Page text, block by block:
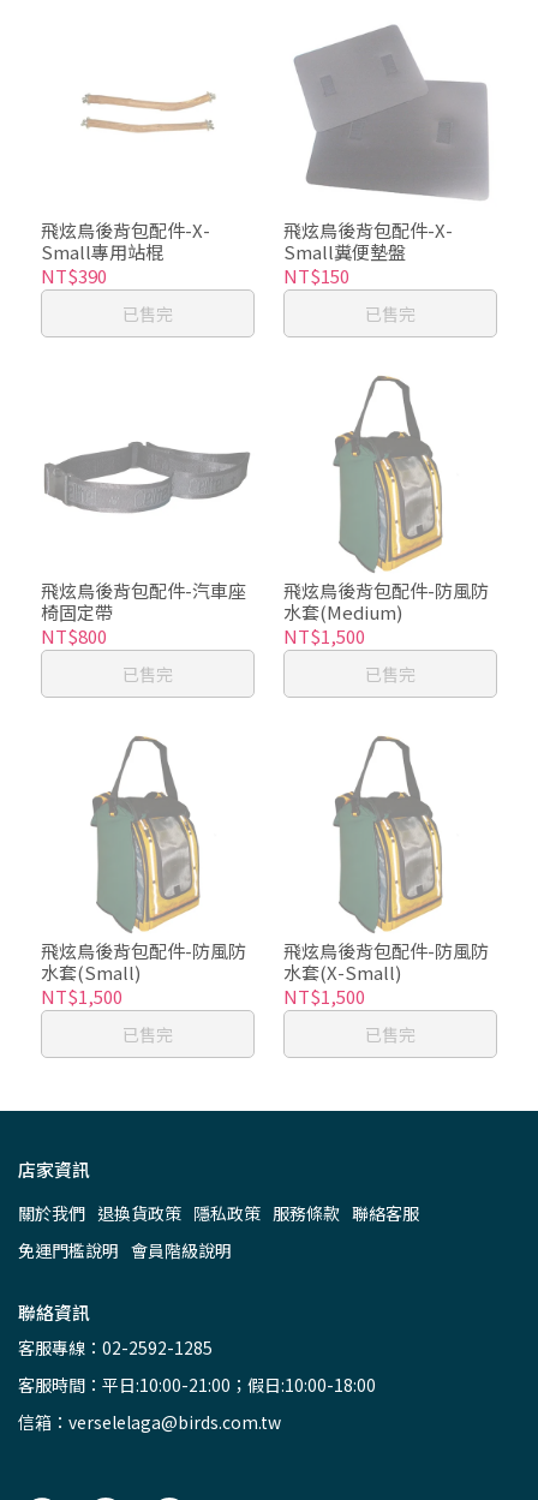
飛炫鳥後背包配件-X-
Small專用站棍
NT$390
已售完
飛炫鳥後背包配件-X-
Small糞便墊盤
NT$150
已售完
飛炫鳥後背包配件-汽車座
椅固定帶
NT$800
已售完
飛炫鳥後背包配件-防風防
水套(Medium)
NT$1,500
已售完
飛炫鳥後背包配件-防風防
水套(Small)
NT$1,500
已售完
飛炫鳥後背包配件-防風防
水套(X-Small)
NT$1,500
已售完
店家資訊
關於我們 退換貨政策 隱私政策 服務條款 聯絡客服
免運門檻說明 會員階級說明
聯絡資訊
客服專線：02-2592-1285
客服時間：平日:10:00-21:00；假日:10:00-18:00
信箱：verselelaga@birds.com.tw